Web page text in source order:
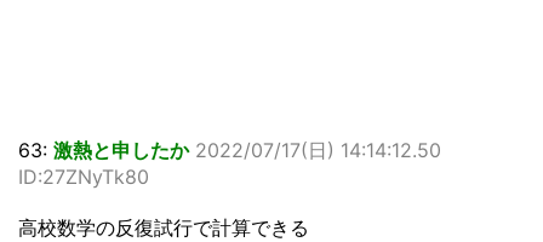
63: 激熱と申したか 2022/07/17(日) 14:14:12.50
ID:27ZNyTk80
高校数学の反復試行で計算できる